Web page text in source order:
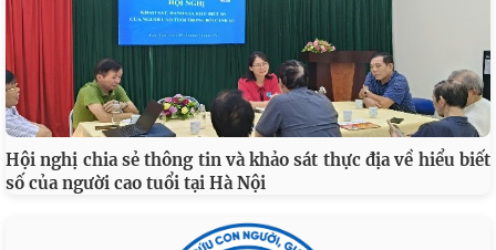
Hội nghị chia sẻ thông tin và khảo sát thực địa về hiểu biết
số của người cao tuổi tại Hà Nội